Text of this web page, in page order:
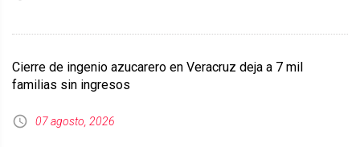
Cierre de ingenio azucarero en Veracruz deja a 7 mil
familias sin ingresos
07 agosto, 2026